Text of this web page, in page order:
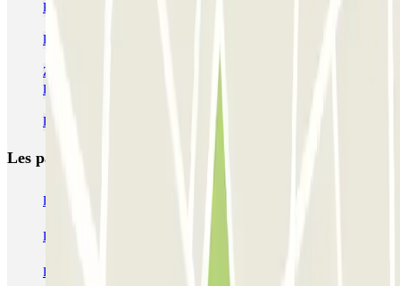
Parkings près de la Bocca della Verità à Rome
Parkings près du Colisée de Rome
ZTL Rome: Comment stationner dans la zone à trafic limité de
Rome
Parking Gare Rome Termini pas cher
Les parkings les
Parking Paris Parking Gare de Lyon
Parking Charles de Gaulle - Roissy Aeroport
Parking Aéroport Roland Garros La Réunion P4 Longue Durée